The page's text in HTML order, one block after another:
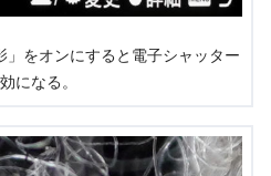
をオンにすると電子シャッター
になる。